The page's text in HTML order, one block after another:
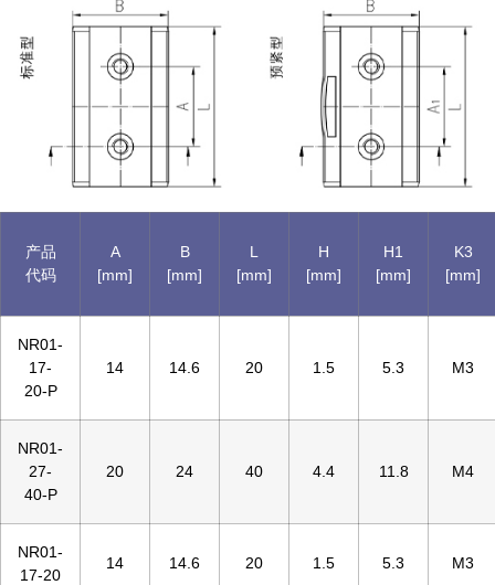
产品
代码
A
[mm]
B
[mm]
L
[mm]
H
[mm]
H1
[mm]
K3
[mm]
NR01-
17-
20-P
14 14.6 20 1.5 5.3 M3
NR01-
27-
40-P
20 24 40 4.4 11.8 M4
NR01-
17-20
14 14.6 20 1.5 5.3 M3